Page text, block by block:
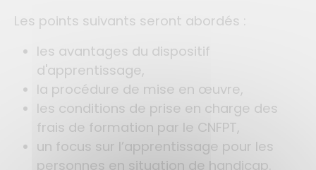
Les points suivants seront abordés :
les avantages du dispositif
d'apprentissage,
la procédure de mise en œuvre,
les conditions de prise en charge des
frais de formation par le CNFPT,
un focus sur l’apprentissage pour les
personnes en situation de handicap.